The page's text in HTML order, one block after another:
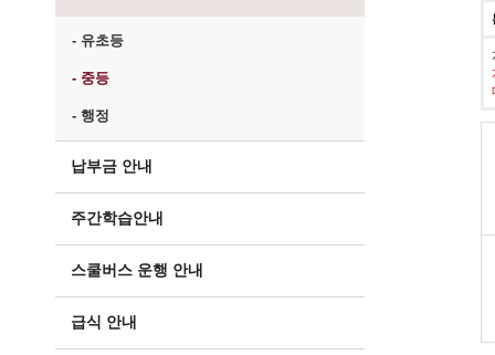
- 유초등
- 중등
- 행정
납부금 안내
주간학습안내
스쿨버스 운행 안내
급식 안내